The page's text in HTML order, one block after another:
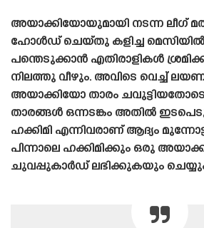
അയാക്കിയോയുമായി നടന്ന ലീഗ്
ഹോൾഡ് ചെയ്‌തു കളിച്ച മെസിയിൽ
പന്തെടുക്കാൻ എതിരാളികൾ
നിലത്തു വീഴും. അവിടെ വെച്ച്
അയാക്കിയോ താരം
താരങ്ങൾ ഒന്നടങ്കം അതിൽ
ഹക്കിമി എന്നിവരാണ് ആദ്യം
പിന്നാലെ ഹക്കിമിക്കും ഒരു
ചുവപ്പുകാർഡ് ലഭിക്കുകയും